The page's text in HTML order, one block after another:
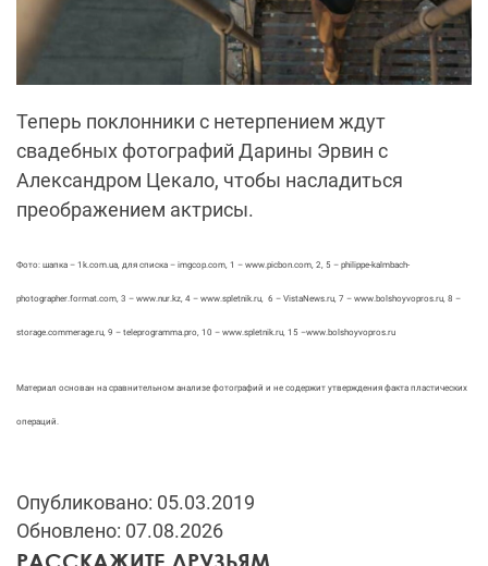
Теперь поклонники с нетерпением ждут
свадебных фотографий Дарины Эрвин с
Александром Цекало, чтобы насладиться
преображением актрисы.
Фото: шапка – 1k.com.ua, для списка – imgcop.com, 1 – www.picbon.com, 2, 5 – philippe-kalmbach-
photographer.format.com, 3 – www.nur.kz, 4 – www.spletnik.ru, 6 – VistaNews.ru, 7 – www.bolshoyvopros.ru, 8 –
storage.commerage.ru, 9 – teleprogramma.pro, 10 – www.spletnik.ru, 15 –www.bolshoyvopros.ru
Материал основан на сравнительном анализе фотографий и не содержит утверждения факта пластических
операций.
Опубликовано: 05.03.2019
Обновлено: 07.08.2026
РАССКАЖИТЕ ДРУЗЬЯМ